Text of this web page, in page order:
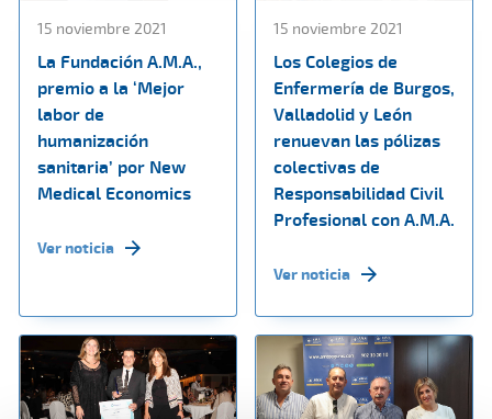
15 noviembre 2021
La Fundación A.M.A.,
premio a la ‘Mejor
labor de
humanización
sanitaria’ por New
Medical Economics
Ver noticia
15 noviembre 2021
Los Colegios de
Enfermería de Burgos,
Valladolid y León
renuevan las pólizas
colectivas de
Responsabilidad Civil
Profesional con A.M.A.
Ver noticia